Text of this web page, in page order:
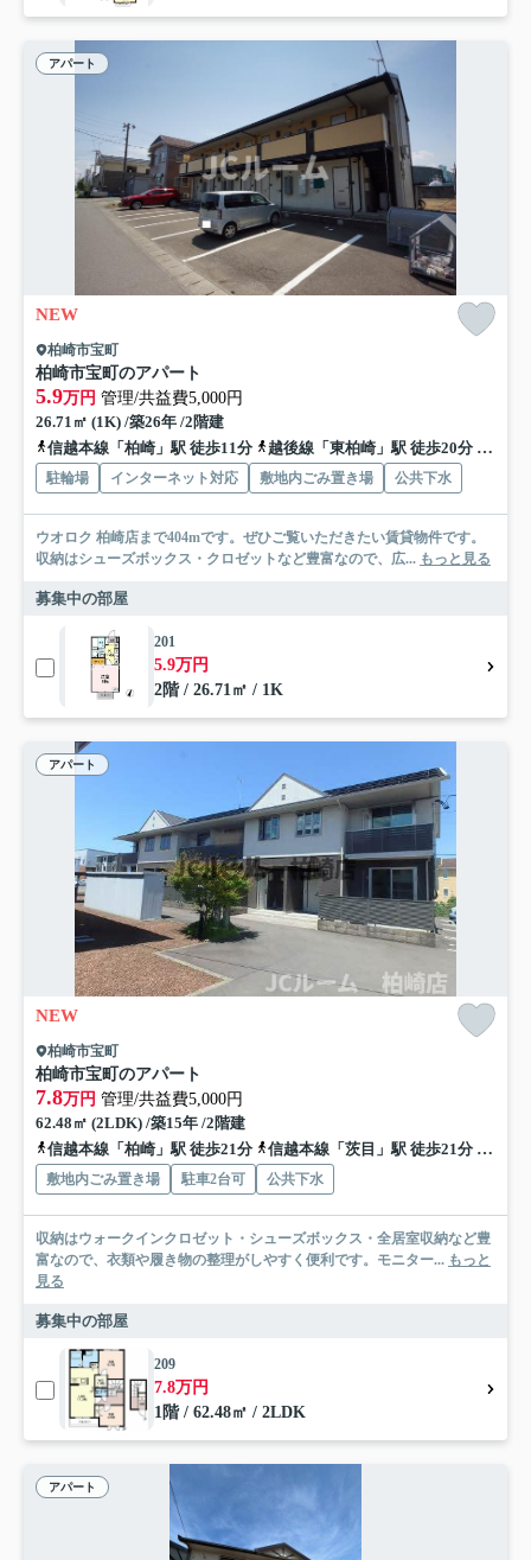
アパート
NEW
柏崎市宝町
柏崎市宝町のアパート
5.9万円 管理/共益費5,000円
26.71㎡ (1K) /築26年 /2階建
信越本線「柏崎」駅 徒歩11分
越後線「東柏崎」駅 徒歩20分 信越
駐輪場 インターネット対応 敷地内ごみ置き場 公共下水
ウオロク 柏崎店まで404mです。ぜひご覧いただきたい賃貸物件です。
収納はシューズボックス・クロゼットなど豊富なので、広... もっと見る
募集中の部屋
201
5.9万円
2階 / 26.71㎡ / 1K
アパート
NEW
柏崎市宝町
柏崎市宝町のアパート
7.8万円 管理/共益費5,000円
62.48㎡ (2LDK) /築15年 /2階建
信越本線「柏崎」駅 徒歩21分
信越本線「茨目」駅 徒歩21分 越後
敷地内ごみ置き場 駐車2台可 公共下水
収納はウォークインクロゼット・シューズボックス・全居室収納など豊
富なので、衣類や履き物の整理がしやすく便利です。モニター... もっと
見る
募集中の部屋
209
7.8万円
1階 / 62.48㎡ / 2LDK
アパート